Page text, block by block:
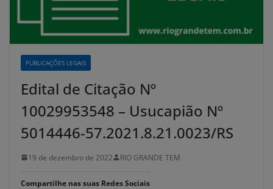
PUBLICAÇÕES LEGAIS
Edital de Citação Nº
10029953548 – Usucapião Nº
5014446-57.2021.8.21.0023/RS
19 de dezembro de 2022 RIO GRANDE TEM
Compartilhe nas suas Redes Sociais